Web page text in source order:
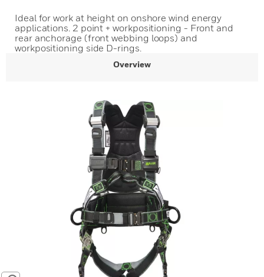
Ideal for work at height on onshore wind energy
applications. 2 point + workpositioning - Front and
rear anchorage (front webbing loops) and
workpositioning side D-rings.
Overview